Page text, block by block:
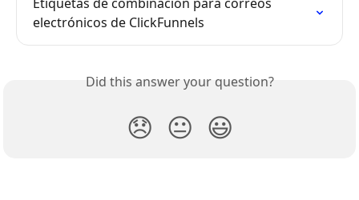
electrónicos de ClickFunnels
Did this answer your question?
😞 😐 😃